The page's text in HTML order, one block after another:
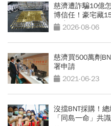
慈濟遭詐騙10億
博信任！豪宅藏
回應了
2026-08-06
慈濟買500萬劑
署申請
2021-06-23
沒擋BNT採購！
「同島一命」共